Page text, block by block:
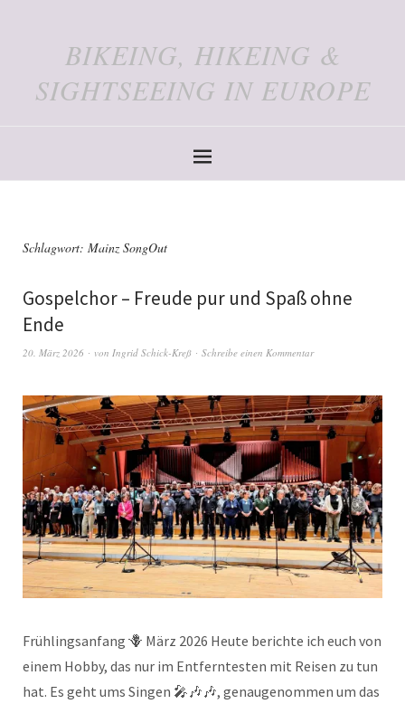
BIKEING, HIKEING &
SIGHTSEEING IN EUROPE
Schlagwort: Mainz SongOut
Gospelchor – Freude pur und Spaß ohne
Ende
20. März 2026 von Ingrid Schick-Kreß Schreibe einen Kommentar
Frühlingsanfang 🪻 März 2026 Heute berichte ich euch von
einem Hobby, das nur im Entferntesten mit Reisen zu tun
hat. Es geht ums Singen 🎤🎶🎶, genaugenommen um das